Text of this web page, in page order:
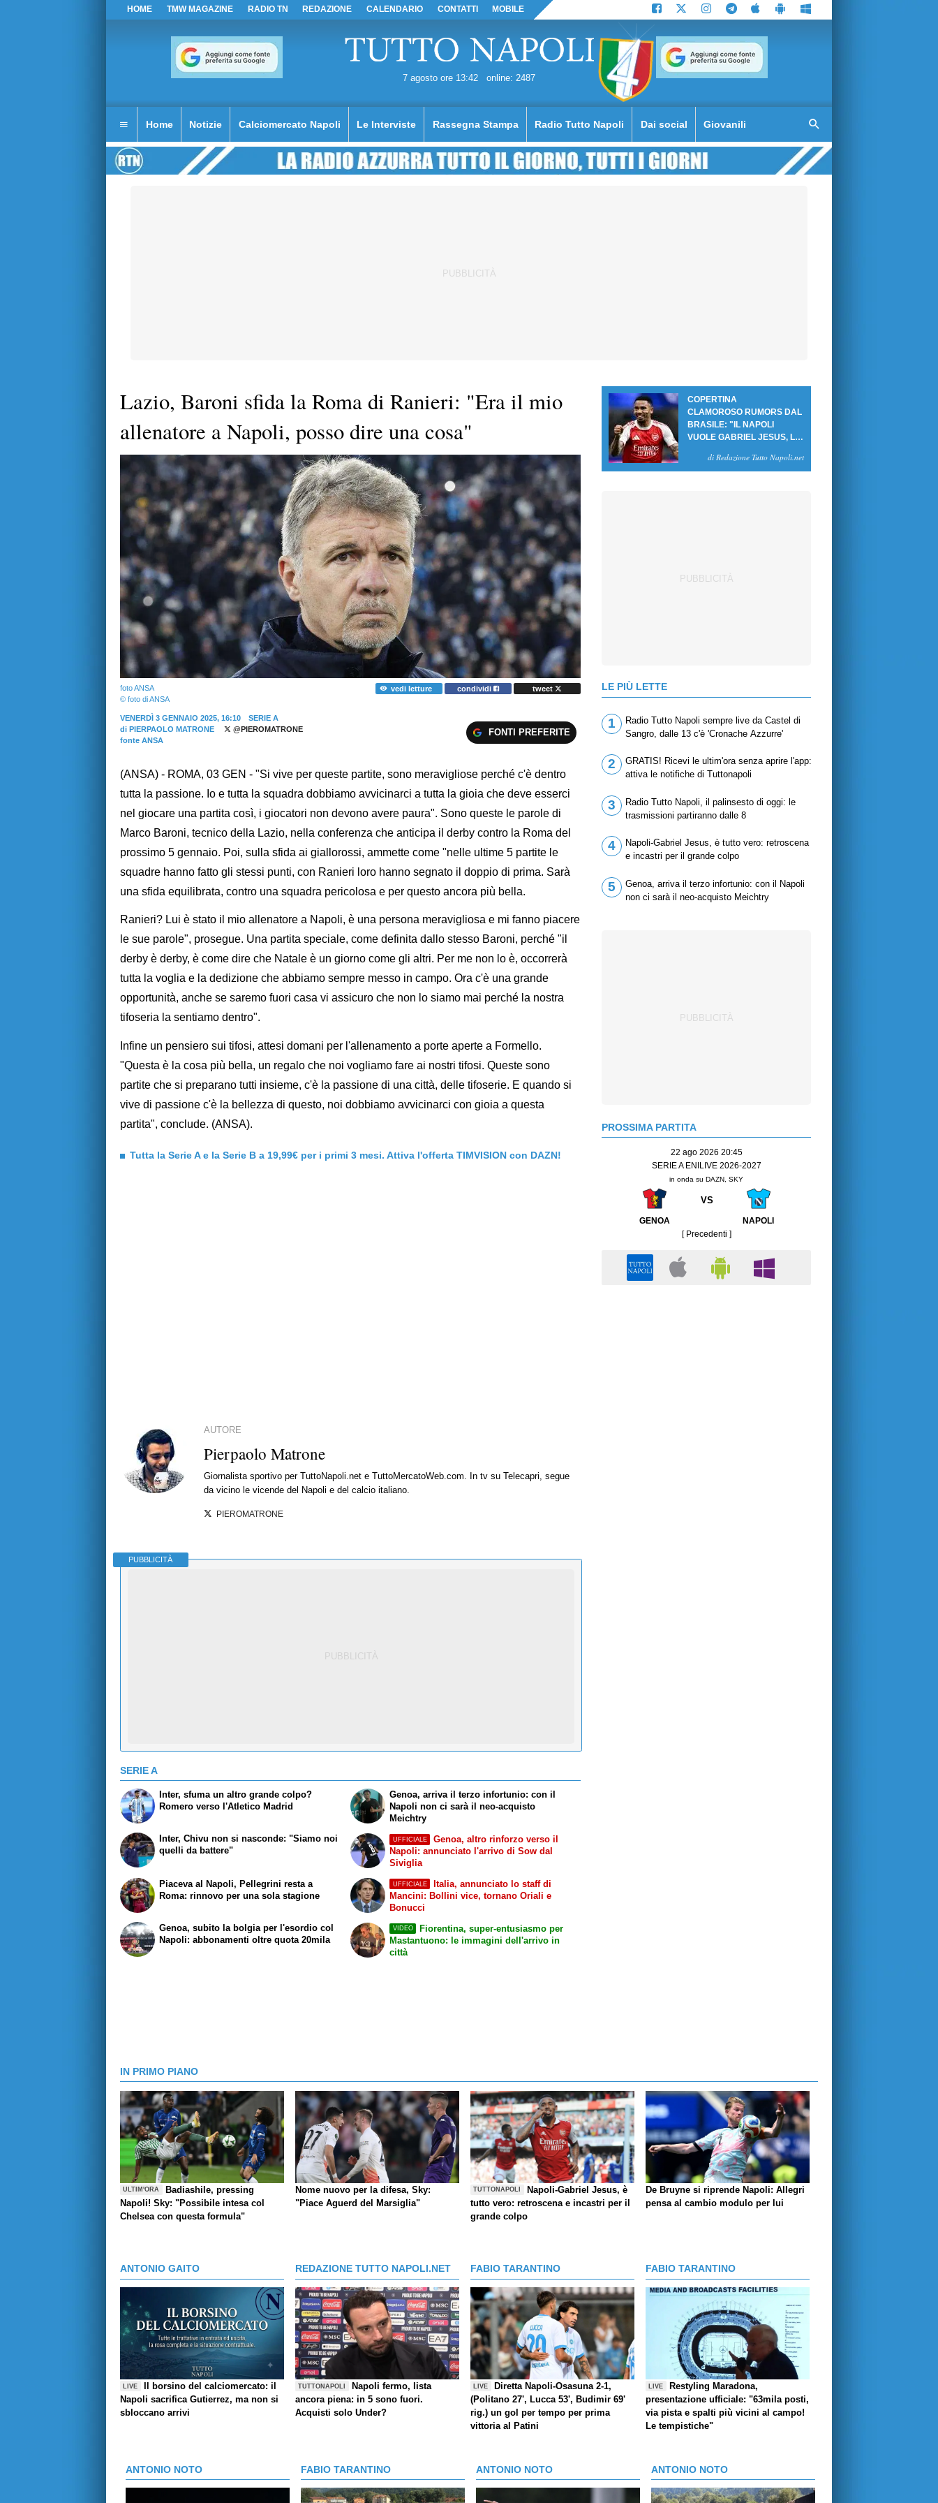
HOME TMW MAGAZINE RADIO TN REDAZIONE CALENDARIO CONTATTI MOBILE
7 agosto ore 13:42 online: 2487
Home Notizie Calciomercato Napoli Le Interviste Rassegna Stampa Radio Tutto Napoli Dai social Giovanili
Lazio, Baroni sfida la Roma di Ranieri: "Era il mio
allenatore a Napoli, posso dire una cosa"
foto ANSA
© foto di ANSA
vedi letture condividi tweet
VENERDÌ 3 GENNAIO 2025, 16:10
SERIE A
di PIERPAOLO MATRONE
@PIEROMATRONE
fonte ANSA
FONTI PREFERITE
(ANSA) - ROMA, 03 GEN - "Si vive per queste partite, sono meravigliose perché c'è dentro
tutta la passione. Io e tutta la squadra dobbiamo avvicinarci a tutta la gioia che deve esserci
nel giocare una partita così, i giocatori non devono avere paura". Sono queste le parole di
Marco Baroni, tecnico della Lazio, nella conferenza che anticipa il derby contro la Roma del
prossimo 5 gennaio. Poi, sulla sfida ai giallorossi, ammette come "nelle ultime 5 partite le
squadre hanno fatto gli stessi punti, con Ranieri loro hanno segnato il doppio di prima. Sarà
una sfida equilibrata, contro una squadra pericolosa e per questo ancora più bella.
Ranieri? Lui è stato il mio allenatore a Napoli, è una persona meravigliosa e mi fanno piacere
le sue parole", prosegue. Una partita speciale, come definita dallo stesso Baroni, perché "il
derby è derby, è come dire che Natale è un giorno come gli altri. Per me non lo è, occorrerà
tutta la voglia e la dedizione che abbiamo sempre messo in campo. Ora c'è una grande
opportunità, anche se saremo fuori casa vi assicuro che non lo siamo mai perché la nostra
tifoseria la sentiamo dentro".
Infine un pensiero sui tifosi, attesi domani per l'allenamento a porte aperte a Formello.
"Questa è la cosa più bella, un regalo che noi vogliamo fare ai nostri tifosi. Queste sono
partite che si preparano tutti insieme, c'è la passione di una città, delle tifoserie. E quando si
vive di passione c'è la bellezza di questo, noi dobbiamo avvicinarci con gioia a questa
partita", conclude. (ANSA).
Tutta la Serie A e la Serie B a 19,99€ per i primi 3 mesi. Attiva l'offerta TIMVISION con DAZN!
AUTORE
Pierpaolo Matrone
Giornalista sportivo per TuttoNapoli.net e TuttoMercatoWeb.com. In tv su Telecapri, segue
da vicino le vicende del Napoli e del calcio italiano.
PIEROMATRONE
PUBBLICITÀ
SERIE A
Inter, sfuma un altro grande colpo?
Romero verso l'Atletico Madrid
Inter, Chivu non si nasconde: "Siamo noi
quelli da battere"
Genoa, arriva il terzo infortunio: con il
Napoli non ci sarà il neo-acquisto
Meichtry
UFFICIALE
Genoa, altro rinforzo verso il
Napoli: annunciato l'arrivo di Sow dal
Siviglia
Piaceva al Napoli, Pellegrini resta a
Roma: rinnovo per una sola stagione
Genoa, subito la bolgia per l'esordio col
Napoli: abbonamenti oltre quota 20mila
UFFICIALE
Italia, annunciato lo staff di
Mancini: Bollini vice, tornano Oriali e
Bonucci
VIDEO
Fiorentina, super-entusiasmo per
Mastantuono: le immagini dell'arrivo in
città
COPERTINA
CLAMOROSO RUMORS DAL
BRASILE: "IL NAPOLI
VUOLE GABRIEL JESUS, LE
di Redazione Tutto Napoli.net
LE PIÙ LETTE
1
Radio Tutto Napoli sempre live da Castel di
Sangro, dalle 13 c'è 'Cronache Azzurre'
2
GRATIS! Ricevi le ultim'ora senza aprire l'app:
attiva le notifiche di Tuttonapoli
3
Radio Tutto Napoli, il palinsesto di oggi: le
trasmissioni partiranno dalle 8
4
Napoli-Gabriel Jesus, è tutto vero: retroscena
e incastri per il grande colpo
5
Genoa, arriva il terzo infortunio: con il Napoli
non ci sarà il neo-acquisto Meichtry
PROSSIMA PARTITA
22 ago 2026 20:45
SERIE A ENILIVE 2026-2027
in onda su DAZN, SKY
VS
GENOA
NAPOLI
[ Precedenti ]
IN PRIMO PIANO
ULTIM'ORA
Badiashile, pressing
Napoli! Sky: "Possibile intesa col
Chelsea con questa formula"
Nome nuovo per la difesa, Sky:
"Piace Aguerd del Marsiglia"
TUTTONAPOLI
Napoli-Gabriel Jesus, è
tutto vero: retroscena e incastri per il
grande colpo
De Bruyne si riprende Napoli: Allegri
pensa al cambio modulo per lui
ANTONIO GAITO
LIVE
Il borsino del calciomercato: il
Napoli sacrifica Gutierrez, ma non si
sbloccano arrivi
REDAZIONE TUTTO NAPOLI.NET
TUTTONAPOLI
Napoli fermo, lista
ancora piena: in 5 sono fuori.
Acquisti solo Under?
FABIO TARANTINO
LIVE
Diretta Napoli-Osasuna 2-1,
(Politano 27', Lucca 53', Budimir 69'
rig.) un gol per tempo per prima
vittoria al Patini
FABIO TARANTINO
LIVE
Restyling Maradona,
presentazione ufficiale: "63mila posti,
via pista e spalti più vicini al campo!
Le tempistiche"
ANTONIO NOTO FABIO TARANTINO ANTONIO NOTO ANTONIO NOTO